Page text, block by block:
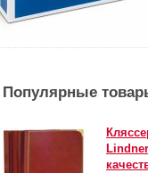
Популярные